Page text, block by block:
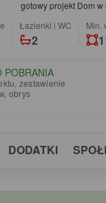
gotowy projekt Dom w
łazienki i WC
2
Min.
POBRANIA
zestawienie
obrys
DODATKI